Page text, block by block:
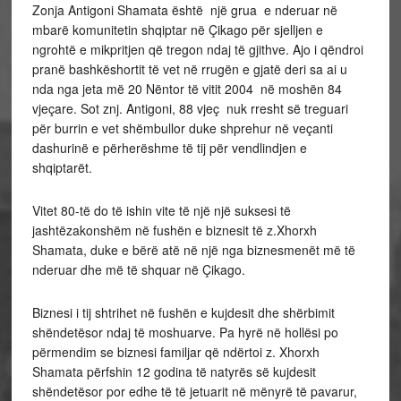
Zonja Antigoni Shamata është një grua e nderuar në
mbarë komunitetin shqiptar në Çikago për sjelljen e
ngrohtë e mikpritjen që tregon ndaj të gjithve. Ajo i qëndroi
pranë bashkëshortit të vet në rrugën e gjatë deri sa ai u
nda nga jeta më 20 Nëntor të vitit 2004 në moshën 84
vjeçare. Sot znj. Antigoni, 88 vjeç nuk rresht së treguari
për burrin e vet shëmbullor duke shprehur në veçanti
dashurinë e përherëshme të tij për vendlindjen e
shqiptarët.
Vitet 80-të do të ishin vite të një një suksesi të
jashtëzakonshëm në fushën e biznesit të z.Xhorxh
Shamata, duke e bërë atë në një nga biznesmenët më të
nderuar dhe më të shquar në Çikago.
Biznesi i tij shtrihet në fushën e kujdesit dhe shërbimit
shëndetësor ndaj të moshuarve. Pa hyrë në hollësi po
përmendim se biznesi familjar që ndërtoi z. Xhorxh
Shamata përfshin 12 godina të natyrës së kujdesit
shëndetësor por edhe të të jetuarit në mënyrë të pavarur,